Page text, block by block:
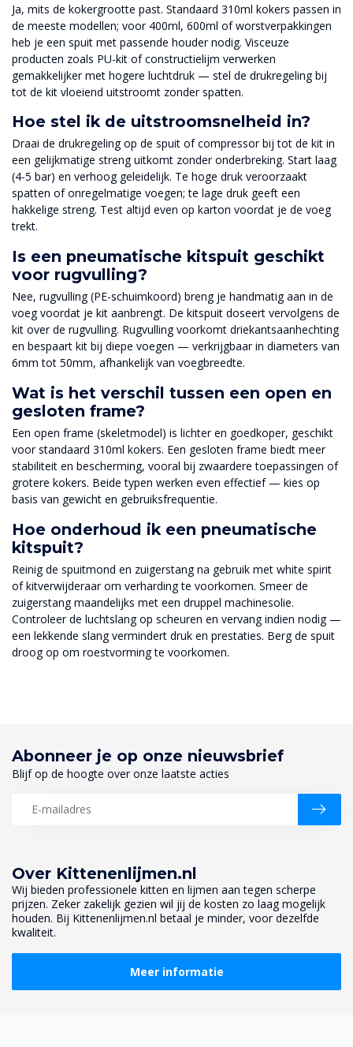
Ja, mits de kokergrootte past. Standaard 310ml kokers passen in
de meeste modellen; voor 400ml, 600ml of worstverpakkingen
heb je een spuit met passende houder nodig. Visceuze
producten zoals PU-kit of constructielijm verwerken
gemakkelijker met hogere luchtdruk — stel de drukregeling bij
tot de kit vloeiend uitstroomt zonder spatten.
Hoe stel ik de uitstroomsnelheid in?
Draai de drukregeling op de spuit of compressor bij tot de kit in
een gelijkmatige streng uitkomt zonder onderbreking. Start laag
(4-5 bar) en verhoog geleidelijk. Te hoge druk veroorzaakt
spatten of onregelmatige voegen; te lage druk geeft een
hakkelige streng. Test altijd even op karton voordat je de voeg
trekt.
Is een pneumatische kitspuit geschikt
voor rugvulling?
Nee, rugvulling (PE-schuimkoord) breng je handmatig aan in de
voeg voordat je kit aanbrengt. De kitspuit doseert vervolgens de
kit over de rugvulling. Rugvulling voorkomt driekantsaanhechting
en bespaart kit bij diepe voegen — verkrijgbaar in diameters van
6mm tot 50mm, afhankelijk van voegbreedte.
Wat is het verschil tussen een open en
gesloten frame?
Een open frame (skeletmodel) is lichter en goedkoper, geschikt
voor standaard 310ml kokers. Een gesloten frame biedt meer
stabiliteit en bescherming, vooral bij zwaardere toepassingen of
grotere kokers. Beide typen werken even effectief — kies op
basis van gewicht en gebruiksfrequentie.
Hoe onderhoud ik een pneumatische
kitspuit?
Reinig de spuitmond en zuigerstang na gebruik met white spirit
of kitverwijderaar om verharding te voorkomen. Smeer de
zuigerstang maandelijks met een druppel machinesolie.
Controleer de luchtslang op scheuren en vervang indien nodig —
een lekkende slang vermindert druk en prestaties. Berg de spuit
droog op om roestvorming te voorkomen.
Over Kittenenlijmen.nl
Wij bieden professionele kitten en lijmen aan tegen scherpe
prijzen. Zeker zakelijk gezien wil jij de kosten zo laag mogelijk
houden. Bij Kittenenlijmen.nl betaal je minder, voor dezelfde
kwaliteit.
Meer informatie
Abonneer je op onze nieuwsbrief
Blijf op de hoogte over onze laatste acties